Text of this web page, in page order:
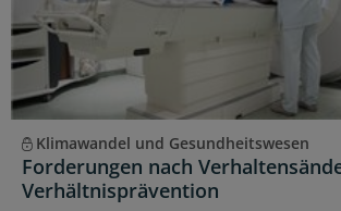
Klimawandel und Gesundheitswesen
Forderungen nach
Verhältnisprävention